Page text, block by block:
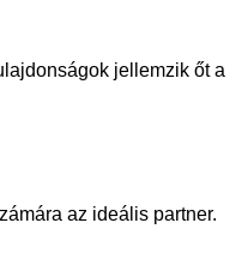
jellemzik őt a
az ideális partner.